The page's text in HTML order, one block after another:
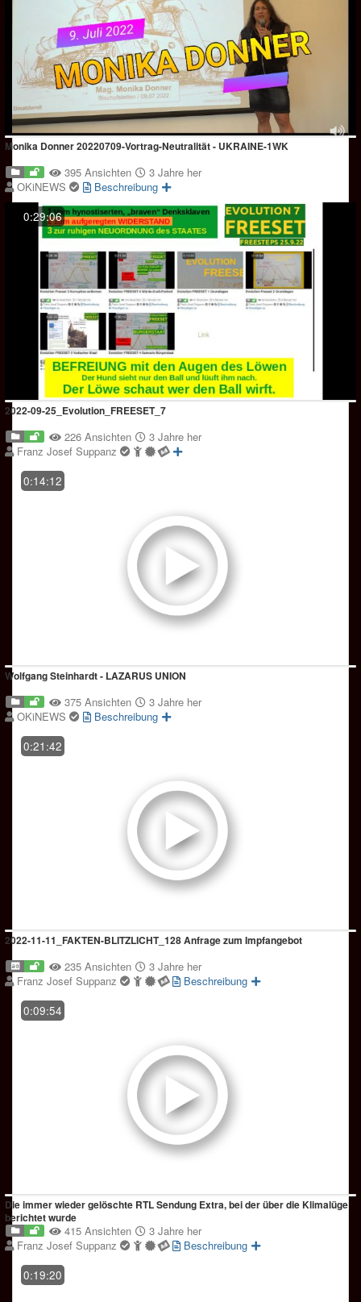
Monika Donner 20220709-Vortrag-Neutralität - UKRAINE-1WK
395 Ansichten
3 Jahre her
OKiNEWS
Beschreibung
0:29:06
2022-09-25_Evolution_FREESET_7
226 Ansichten
3 Jahre her
Franz Josef Suppanz
0:14:12
Wolfgang Steinhardt - LAZARUS UNION
375 Ansichten
3 Jahre her
OKiNEWS
Beschreibung
0:21:42
2022-11-11_FAKTEN-BLITZLICHT_128 Anfrage zum Impfangebot
235 Ansichten
3 Jahre her
Franz Josef Suppanz
Beschreibung
0:09:54
Die immer wieder gelöschte RTL Sendung Extra, bei der über die Klimalüge
berichtet wurde
415 Ansichten
3 Jahre her
Franz Josef Suppanz
Beschreibung
0:19:20